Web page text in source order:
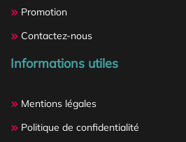
Promotion
Contactez-nous
Informations utiles
Mentions légales
Politique de confidentialité